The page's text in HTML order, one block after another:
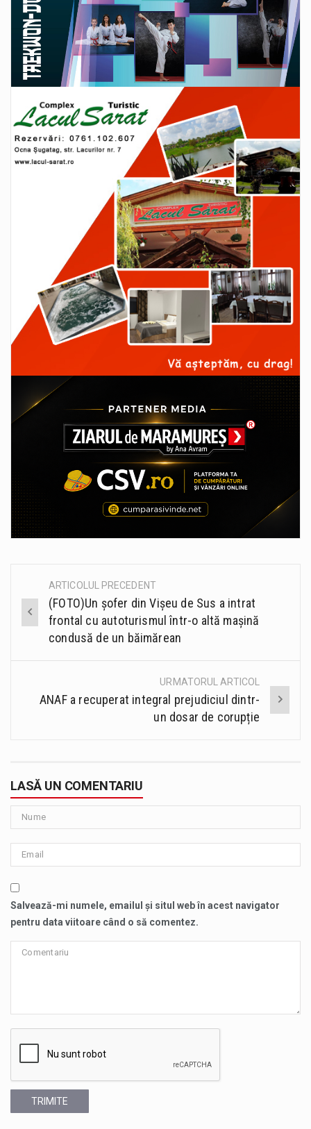
Post
navigation
ARTICOLUL PRECEDENT
(FOTO)Un șofer din Vișeu de Sus a intrat
frontal cu autoturismul într-o altă mașină
condusă de un băimărean
URMATORUL ARTICOL
ANAF a recuperat integral prejudiciul dintr-
un dosar de corupție
LASĂ UN COMENTARIU
Salvează-mi numele, emailul și situl web în acest navigator
pentru data viitoare când o să comentez.
TRIMITE